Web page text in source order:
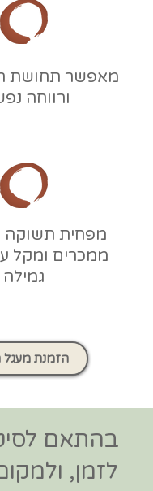
מאפשר תחושת
ורווחה
מפחית תשוקה
ממכרים ומקל
גמילה
הזמנת מעגל
בהתאם
לזמן,